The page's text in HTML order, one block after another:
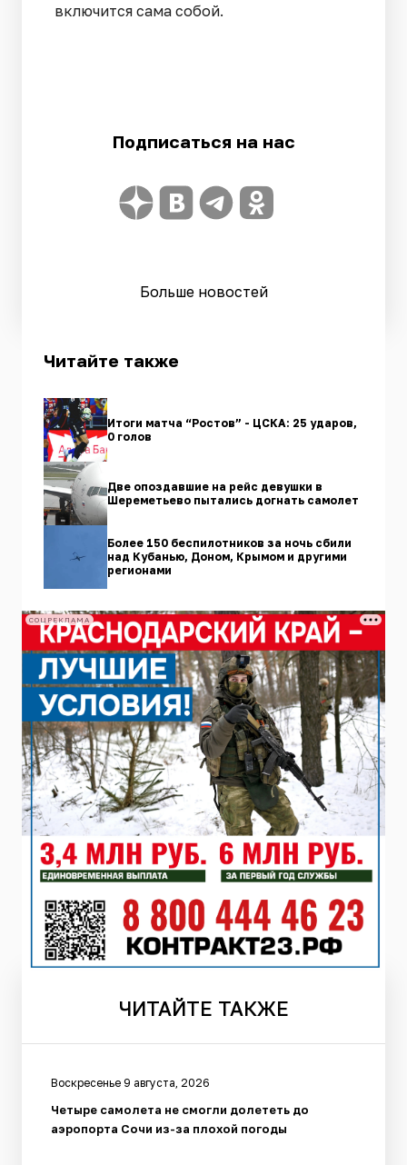
включится сама собой.
Подписаться на нас
Больше новостей
Читайте также
Итоги матча “Ростов” - ЦСКА: 25 ударов,
0 голов
Две опоздавшие на рейс девушки в
Шереметьево пытались догнать самолет
Более 150 беспилотников за ночь сбили
над Кубанью, Доном, Крымом и другими
регионами
СОЦРЕКЛАМА
ЧИТАЙТЕ ТАКЖЕ
Воскресенье 9 августа, 2026
Четыре самолета не смогли долететь до
аэропорта Сочи из-за плохой погоды